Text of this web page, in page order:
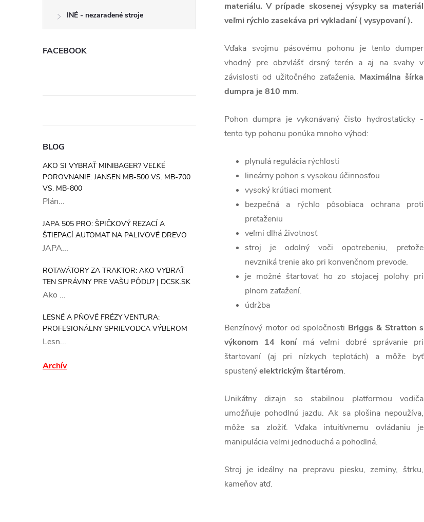
INÉ - nezaradené stroje
FACEBOOK
BLOG
AKO SI VYBRAŤ MINIBAGER? VEĽKÉ
POROVNANIE: JANSEN MB-500 VS. MB-700
VS. MB-800
Plán...
JAPA 505 PRO: ŠPIČKOVÝ REZACÍ A
ŠTIEPACÍ AUTOMAT NA PALIVOVÉ DREVO
JAPA...
ROTAVÁTORY ZA TRAKTOR: AKO VYBRAŤ
TEN SPRÁVNY PRE VAŠU PÔDU? | DCSK.SK
Ako ...
LESNÉ A PŇOVÉ FRÉZY VENTURA:
PROFESIONÁLNY SPRIEVODCA VÝBEROM
Lesn...
Archív
materiálu. V prípade skosenej výsypky sa materiál
veľmi rýchlo zasekáva pri vykladaní ( vysypovaní ).
Vďaka svojmu pásovému pohonu je tento dumper
vhodný pre obzvlášť drsný terén a aj na svahy v
závislosti od užitočného zaťaženia. Maximálna šírka
dumpra je 810 mm.
Pohon dumpra je vykonávaný čisto hydrostaticky -
tento typ pohonu ponúka mnoho výhod:
plynulá regulácia rýchlosti
lineárny pohon s vysokou účinnosťou
vysoký krútiaci moment
bezpečná a rýchlo pôsobiaca ochrana proti
preťaženiu
veľmi dlhá životnosť
stroj je odolný voči opotrebeniu, pretože
nevzniká trenie ako pri konvenčnom prevode.
je možné štartovať ho zo stojacej polohy pri
plnom zaťažení.
údržba
Benzínový motor od spoločnosti Briggs & Stratton s
výkonom 14 konímá veľmi dobré správanie pri
štartovaní (aj pri nízkych teplotách) a môže byť
spustenýelektrickým štartérom.
Unikátny dizajn so stabilnou platformou vodiča
umožňuje pohodlnú jazdu. Ak sa plošina nepoužíva,
môže sa zložiť. Vďaka intuitívnemu ovládaniu je
manipulácia veľmi jednoduchá a pohodlná.
Stroj je ideálny na prepravu piesku, zeminy, štrku,
kameňov atď.